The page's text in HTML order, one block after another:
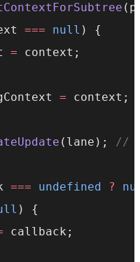
=== null ) {
= context;
= context;
(lane); //
=== undefined ?
) {
callback;